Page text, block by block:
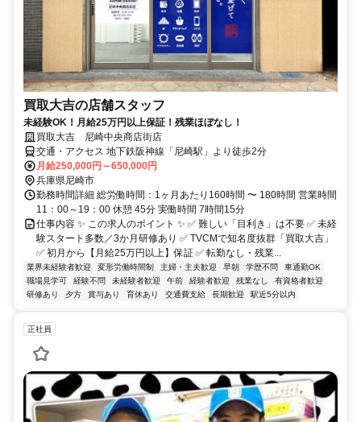
買取大吉の店舗スタッフ
未経験OK！月給25万円以上保証！残業ほぼなし！
買取大吉 尼崎中央商店街店
交通・アクセス 地下鉄阪神線「尼崎駅」より徒歩2分
月給250,000円～650,000円
兵庫県尼崎市
勤務時間詳細 総労働時間：1ヶ月あたり160時間 〜 180時間 営業時間
11：00～19：00 休憩 45分 実働時間 7時間15分
仕事内容 ✨ この求人のポイント ✨ ✅ 難しい「目利き」は不要 ✅ 未経
験スタート多数／3か月研修あり ✅ TVCMで知名度抜群「買取大吉」
✅ 初月から【月給25万円以上】保証 ✅ 転勤なし・残業...
業界未経験者歓迎 変形労働時間制 主婦・主夫歓迎 早朝 学歴不問
車通勤OK
職場見学可
経験不問 未経験者歓迎 午前 経験者歓迎 残業なし
有資格者歓迎
研修あり
夕方 賞与あり 育休あり 交通費支給 長期歓迎 駅近5分以内
正社員